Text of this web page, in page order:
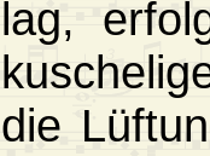
lag,
die